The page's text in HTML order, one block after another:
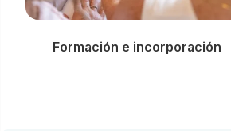
Formación e incorporación